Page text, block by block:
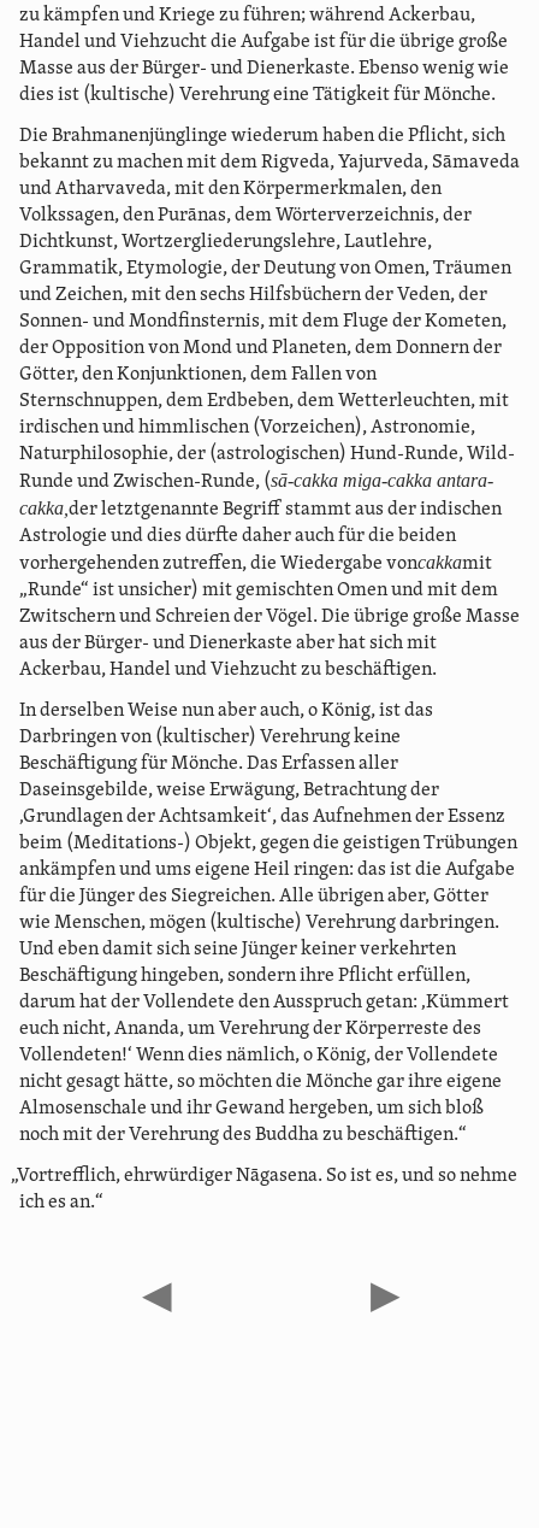
zu kämpfen und Kriege zu führen; während Ackerbau,
Handel und Viehzucht die Aufgabe ist für die übrige große
Masse aus der Bürger- und Dienerkaste. Ebenso wenig wie
dies ist (kultische) Verehrung eine Tätigkeit für Mönche.
Die Brahmanenjünglinge wiederum haben die Pflicht, sich
bekannt zu machen mit dem Rigveda, Yajurveda, Sāmaveda
und Atharvaveda, mit den Körpermerkmalen, den
Volkssagen, den Purānas, dem Wörterverzeichnis, der
Dichtkunst, Wortzergliederungslehre, Lautlehre,
Grammatik, Etymologie, der Deutung von Omen, Träumen
und Zeichen, mit den sechs Hilfsbüchern der Veden, der
Sonnen- und Mondfinsternis, mit dem Fluge der Kometen,
der Opposition von Mond und Planeten, dem Donnern der
Götter, den Konjunktionen, dem Fallen von
Sternschnuppen, dem Erdbeben, dem Wetterleuchten, mit
irdischen und himmlischen (Vorzeichen), Astronomie,
Naturphilosophie, der (astrologischen) Hund-Runde, Wild-
Runde und Zwischen-Runde, (sā-cakka miga-cakka antara-
cakka, der letztgenannte Begriff stammt aus der indischen
Astrologie und dies dürfte daher auch für die beiden
vorhergehenden zutreffen, die Wiedergabe voncakkamit
„Runde“ ist unsicher) mit gemischten Omen und mit dem
Zwitschern und Schreien der Vögel. Die übrige große Masse
aus der Bürger- und Dienerkaste aber hat sich mit
Ackerbau, Handel und Viehzucht zu beschäftigen.
In derselben Weise nun aber auch, o König, ist das
Darbringen von (kultischer) Verehrung keine
Beschäftigung für Mönche. Das Erfassen aller
Daseinsgebilde, weise Erwägung, Betrachtung der
‚Grundlagen der Achtsamkeit‘, das Aufnehmen der Essenz
beim (Meditations-) Objekt, gegen die geistigen Trübungen
ankämpfen und ums eigene Heil ringen: das ist die Aufgabe
für die Jünger des Siegreichen. Alle übrigen aber, Götter
wie Menschen, mögen (kultische) Verehrung darbringen.
Und eben damit sich seine Jünger keiner verkehrten
Beschäftigung hingeben, sondern ihre Pflicht erfüllen,
darum hat der Vollendete den Ausspruch getan: ‚Kümmert
euch nicht, Ananda, um Verehrung der Körperreste des
Vollendeten!‘ Wenn dies nämlich, o König, der Vollendete
nicht gesagt hätte, so möchten die Mönche gar ihre eigene
Almosenschale und ihr Gewand hergeben, um sich bloß
noch mit der Verehrung des Buddha zu beschäftigen.“
„Vortrefflich, ehrwürdiger Nāgasena. So ist es, und so nehme
ich es an.“
◀ ▶